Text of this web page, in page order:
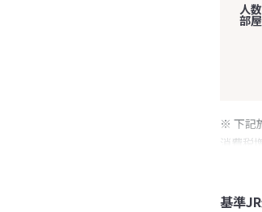
人数
部
※ 下記
消費税
※ 表
基準